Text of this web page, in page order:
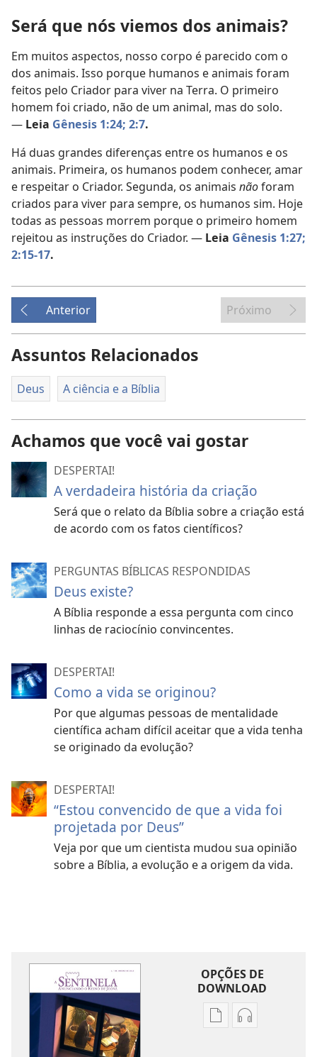
Será que nós viemos dos animais?
Em muitos aspectos, nosso corpo é parecido com o
dos animais. Isso porque humanos e animais foram
feitos pelo Criador para viver na Terra. O primeiro
homem foi criado, não de um animal, mas do solo.
— Leia Gênesis 1:24; 2:7.
Há duas grandes diferenças entre os humanos e os
animais. Primeira, os humanos podem conhecer, amar
e respeitar o Criador. Segunda, os animais nãoforam
criados para viver para sempre, os humanos sim. Hoje
todas as pessoas morrem porque o primeiro homem
rejeitou as instruções do Criador. — Leia Gênesis 1:27;
2:15-17.
Anterior Próximo
Assuntos Relacionados
Deus A ciência e a Bíblia
Achamos que você vai gostar
DESPERTAI!
A verdadeira história da criação
Será que o relato da Bíblia sobre a criação está
de acordo com os fatos científicos?
PERGUNTAS BÍBLICAS RESPONDIDAS
Deus existe?
A Bíblia responde a essa pergunta com cinco
linhas de raciocínio convincentes.
DESPERTAI!
Como a vida se originou?
Por que algumas pessoas de mentalidade
científica acham difícil aceitar que a vida tenha
se originado da evolução?
DESPERTAI!
“Estou convencido de que a vida foi
projetada por Deus”
Veja por que um cientista mudou sua opinião
sobre a Bíblia, a evolução e a origem da vida.
OPÇÕES DE
DOWNLOAD
OpçõesOpções